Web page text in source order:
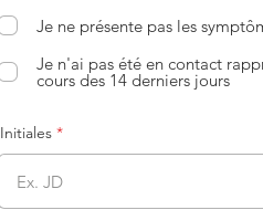
Je ne présente pas les
Je n'ai pas été en contact
cours des 14 derniers jours
Initiales